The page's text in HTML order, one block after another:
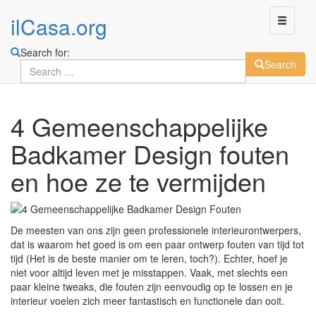
ilCasa.org
Search for:
Search
main
content
4 Gemeenschappelijke
Badkamer Design fouten
en hoe ze te vermijden
De meesten van ons zijn geen professionele interieurontwerpers,
dat is waarom het goed is om een ​​paar ontwerp fouten van tijd tot
tijd (Het is de beste manier om te leren, toch?). Echter, hoef je
niet voor altijd leven met je misstappen. Vaak, met slechts een
paar kleine tweaks, die fouten zijn eenvoudig op te lossen en je
interieur voelen zich meer fantastisch en functionele dan ooit.